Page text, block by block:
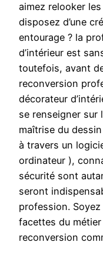
aimez relooker
disposez d’une
entourage ? la
d’intérieur est
toutefois, avant
reconversion
décorateur
se renseigner sur
maîtrise du
à travers un
ordinateur ),
sécurité sont
seront
profession. Soyez
facettes du
reconversion